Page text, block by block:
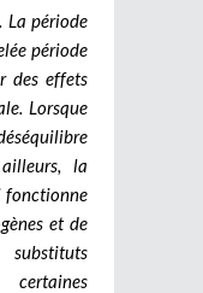
La période
période
des effets
Lorsque
la
fonctionne
et de
certaines